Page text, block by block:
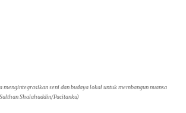
seni dan budaya lokal untuk membangun nuansa
Shalahuddin/Pacitanku)